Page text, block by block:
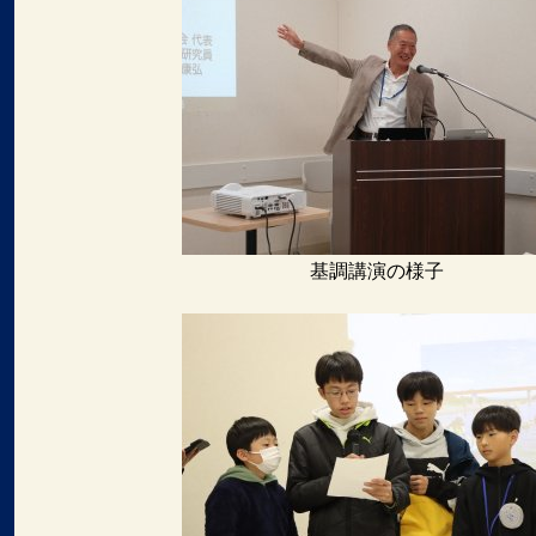
基調講演の様子